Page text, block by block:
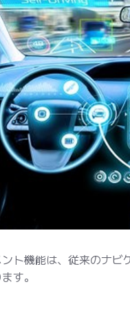
ト機能は、従来のナ
す。